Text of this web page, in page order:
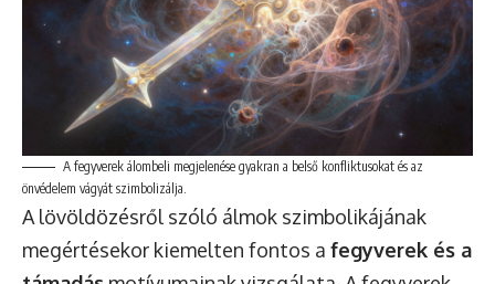
A fegyverek álombeli megjelenése gyakran a belső konfliktusokat és az
önvédelem vágyát szimbolizálja.
A lövöldözésről szóló álmok szimbolikájának
megértésekor kiemelten fontos a fegyverek és a